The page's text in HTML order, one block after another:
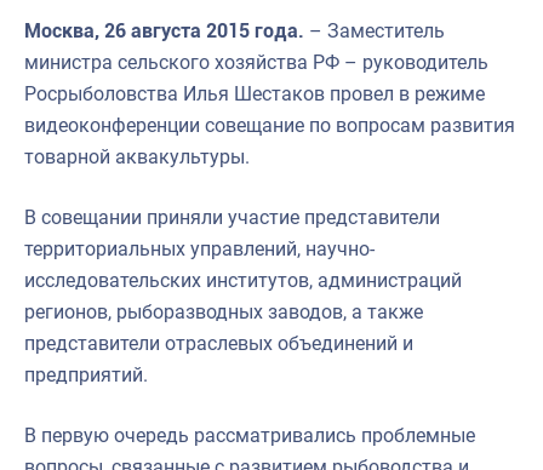
Москва, 26 августа 2015 года. – Заместитель
министра сельского хозяйства РФ – руководитель
Росрыболовства Илья Шестаков провел в режиме
видеоконференции совещание по вопросам развития
товарной аквакультуры.
В совещании приняли участие представители
территориальных управлений, научно-
исследовательских институтов, администраций
регионов, рыборазводных заводов, а также
представители отраслевых объединений и
предприятий.
В первую очередь рассматривались проблемные